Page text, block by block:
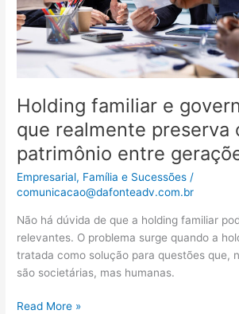
Holding familiar e
que realmente preserva
patrimônio entre
Empresarial, Família e Sucessões /
comunicacao@dafonteadv.com.br
Não há dúvida de que a holding familiar
relevantes. O problema surge quando a
tratada como solução para questões que,
são societárias, mas humanas.
o
patrimônio
entre
gerações
Read More »